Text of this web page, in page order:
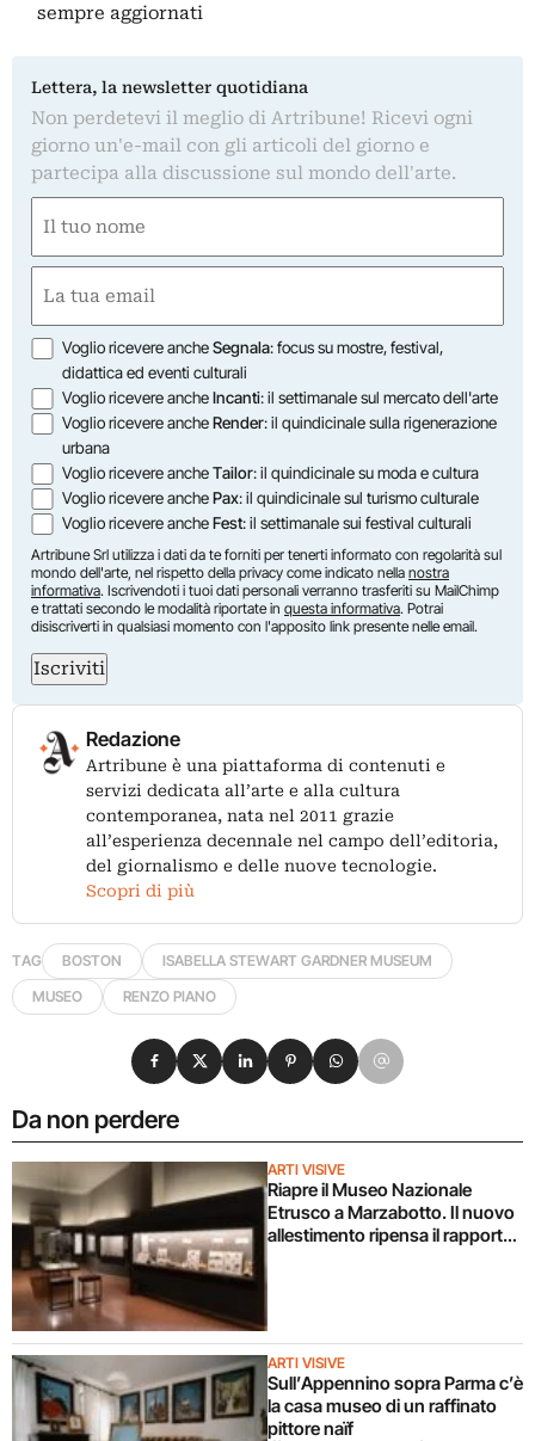
sempre aggiornati
Lettera, la newsletter quotidiana
Non perdetevi il meglio di Artribune! Ricevi ogni
giorno un'e-mail con gli articoli del giorno e
partecipa alla discussione sul mondo dell'arte.
(Required)
First
(Required)
Opzioni
Voglio ricevere ancheSegnala: focus su mostre, festival,
didattica ed eventi culturali
Voglio ricevere ancheIncanti: il settimanale sul mercato dell'arte
Voglio ricevere ancheRender: il quindicinale sulla rigenerazione
urbana
Voglio ricevere ancheTailor: il quindicinale su moda e cultura
Voglio ricevere anchePax: il quindicinale sul turismo culturale
Voglio ricevere ancheFest: il settimanale sui festival culturali
Artribune Srl utilizza i dati da te forniti per tenerti informato con regolarità sul
mondo dell'arte, nel rispetto della privacy come indicato nella nostra
informativa. Iscrivendoti i tuoi dati personali verranno trasferiti su MailChimp
e trattati secondo le modalità riportate in questa informativa. Potrai
disiscriverti in qualsiasi momento con l'apposito link presente nelle email.
Iscriviti
Redazione
Artribune è una piattaforma di contenuti e
servizi dedicata all’arte e alla cultura
contemporanea, nata nel 2011 grazie
all’esperienza decennale nel campo dell’editoria,
del giornalismo e delle nuove tecnologie.
Scopri di più
TAG BOSTON
ISABELLA STEWART GARDNER MUSEUM
MUSEO
RENZO PIANO
Da non perdere
ARTI VISIVE
Riapre il Museo Nazionale
Etrusco a Marzabotto. Il nuovo
allestimento ripensa il rapporto
ARTI VISIVE
Sull’Appennino sopra Parma c’è
la casa museo di un raffinato
pittore naïf
Condividi su Facebook
Condividi su X
Condividi su LinkedIn
Condividi su Pinterest
Condividi su WhatsApp
Condividi su Email